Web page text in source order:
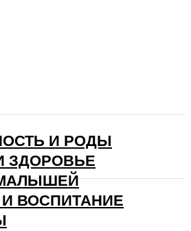
И РОДЫ
ЗДОРОВЬЕ
ВОСПИТАНИЕ